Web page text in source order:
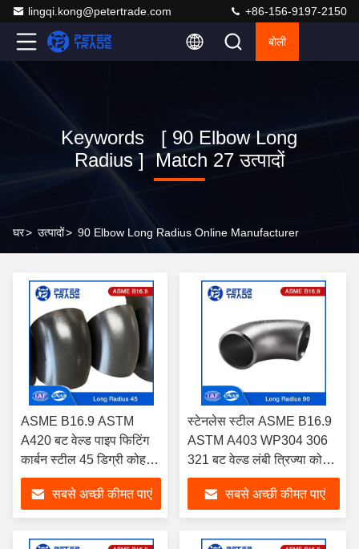
lingqi.kong@petertrade.com +86-156-9197-2150
बोली
Keywords [ 90 Elbow Long
Radius ] Match 27 उत्पादों
घर> उत्पादों> 90 Elbow Long Radius Online Manufacturer
ASME B16.9 ASTM
A420 बट वेल्ड पाइप फिटिंग
कार्बन स्टील 45 डिग्री कोहनी
लंबी त्रिज्या कोहनी
सबसे अच्छी कीमत पाएं
स्टेनलेस स्टील ASME B16.9
ASTM A403 WP304 306
321 बट वेल्ड लंबी त्रिज्या कोहनी
90 डिग्री कोहनी
सबसे अच्छी कीमत पाएं